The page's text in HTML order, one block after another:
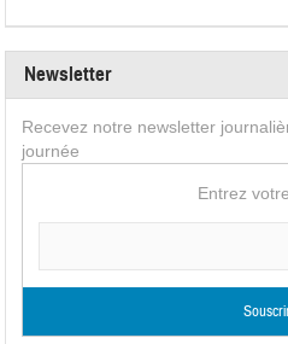
Newsletter
Recevez notre newsletter
journée
Entrez